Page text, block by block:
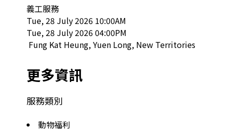
義工服務
Tue, 28 July 2026 10:00AM
Tue, 28 July 2026 04:00PM
Fung Kat Heung, Yuen Long, New Territories
更多資訊
服務類別
動物福利